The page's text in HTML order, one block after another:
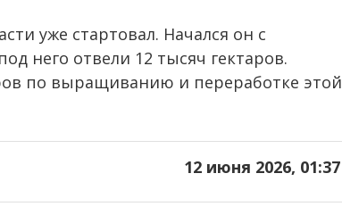
уже стартовал. Начался он с
него отвели 12 тысяч гектаров.
по выращиванию и переработке этой
12 июня 2026, 01:37